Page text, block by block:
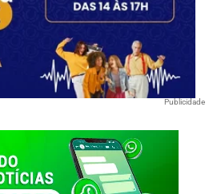
Publicidade